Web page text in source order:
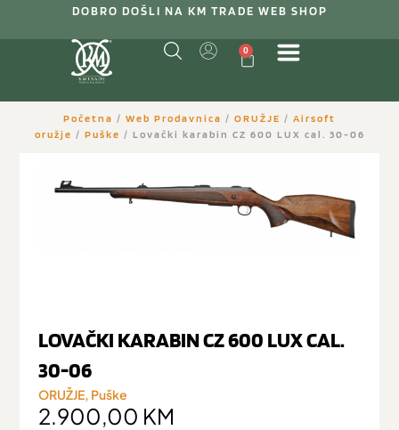
DOBRO DOŠLI NA KM TRADE WEB SHOP
0
Početna / Web Prodavnica / ORUŽJE / Airsoft
oružje / Puške / Lovački karabin CZ 600 LUX cal. 30-06
LOVAČKI KARABIN CZ 600 LUX CAL.
30-06
ORUŽJE, Puške
2.900,00 KM